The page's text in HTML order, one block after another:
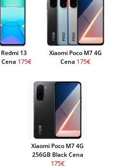
13
175€
Xiaomi Poco M7 4G
Cena 175€
Xiaomi Poco M7 4G
256GB Black Cena
175€